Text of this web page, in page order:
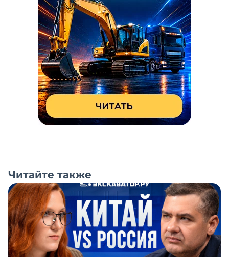
Читайте также